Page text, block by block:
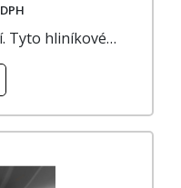
Tyto hliníkové…